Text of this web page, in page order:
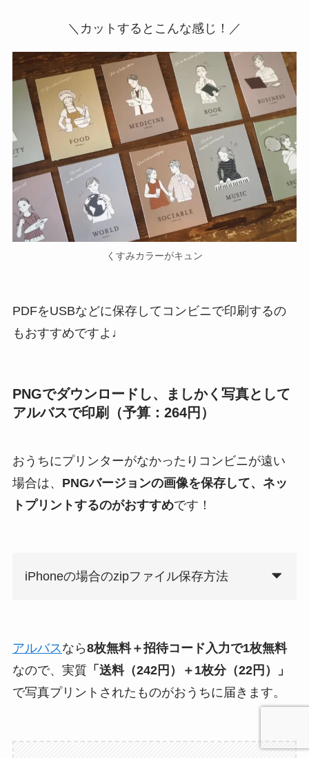
＼カットするとこんな感じ！／
くすみカラーがキュン
PDFをUSBなどに保存してコンビニで印刷するの
もおすすめですよ♩
PNGでダウンロードし、ましかく写真として
アルバスで印刷（予算：264円）
おうちにプリンターがなかったりコンビニが遠い
場合は、 PNGバージョンの画像を保存して、ネッ
トプリントするのがおすすめです！
iPhoneの場合のzipファイル保存方法
アルバス なら8枚無料＋招待コード入力で1枚無料
なので、実質「送料（242円）＋1枚分（22円）」
で写真プリントされたものがおうちに届きます。